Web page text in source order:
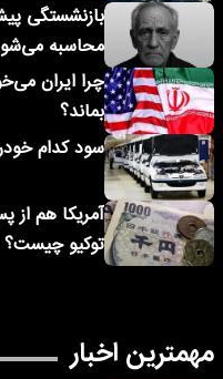
بازنشستگی
محاسبه
چرا ایران
بماند؟
سود کدام
آمریکا هم
توکیو چیست؟
مهمترین اخبار